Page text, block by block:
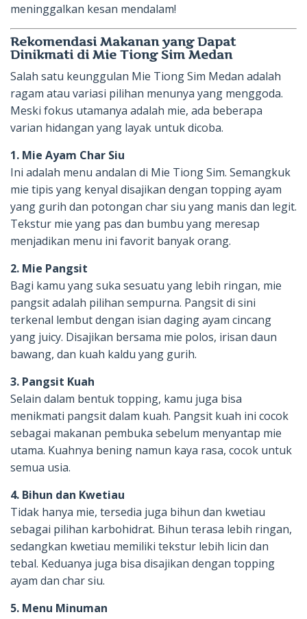
meninggalkan kesan mendalam!
Rekomendasi Makanan yang Dapat
Dinikmati di Mie Tiong Sim Medan
Salah satu keunggulan Mie Tiong Sim Medan adalah
ragam atau variasi pilihan menunya yang menggoda.
Meski fokus utamanya adalah mie, ada beberapa
varian hidangan yang layak untuk dicoba.
1. Mie Ayam Char Siu
Ini adalah menu andalan di Mie Tiong Sim. Semangkuk
mie tipis yang kenyal disajikan dengan topping ayam
yang gurih dan potongan char siu yang manis dan legit.
Tekstur mie yang pas dan bumbu yang meresap
menjadikan menu ini favorit banyak orang.
2. Mie Pangsit
Bagi kamu yang suka sesuatu yang lebih ringan, mie
pangsit adalah pilihan sempurna. Pangsit di sini
terkenal lembut dengan isian daging ayam cincang
yang juicy. Disajikan bersama mie polos, irisan daun
bawang, dan kuah kaldu yang gurih.
3. Pangsit Kuah
Selain dalam bentuk topping, kamu juga bisa
menikmati pangsit dalam kuah. Pangsit kuah ini cocok
sebagai makanan pembuka sebelum menyantap mie
utama. Kuahnya bening namun kaya rasa, cocok untuk
semua usia.
4. Bihun dan Kwetiau
Tidak hanya mie, tersedia juga bihun dan kwetiau
sebagai pilihan karbohidrat. Bihun terasa lebih ringan,
sedangkan kwetiau memiliki tekstur lebih licin dan
tebal. Keduanya juga bisa disajikan dengan topping
ayam dan char siu.
5. Menu Minuman